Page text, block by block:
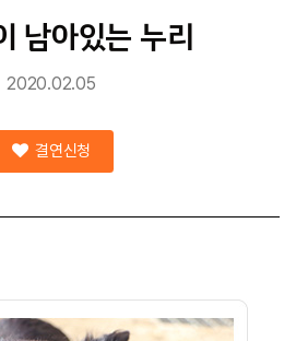
남아있는 누리
2020.02.05
결연신청